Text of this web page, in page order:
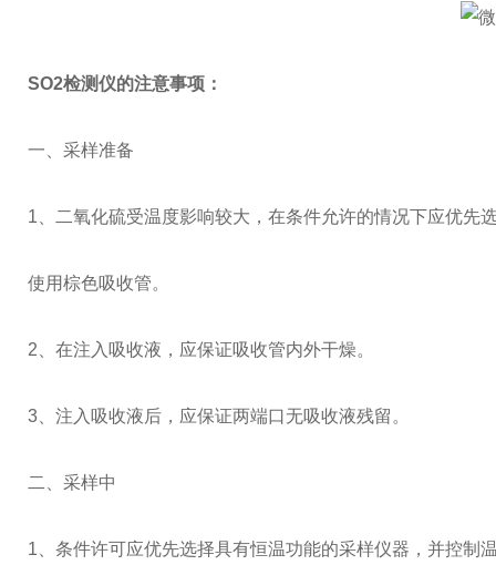
SO2检测仪的注意事项：
一、采样准备
1、二氧化硫受温度影响较大，在条件允许的情况下应优先
使用棕色吸收管。
2、在注入吸收液，应保证吸收管内外干燥。
3、注入吸收液后，应保证两端口无吸收液残留。
二、采样中
1、条件许可应优先选择具有恒温功能的采样仪器，并控制